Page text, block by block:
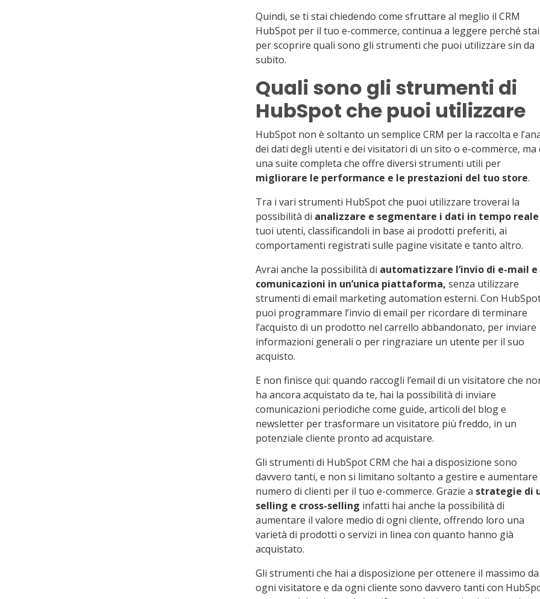
Quindi, se ti stai chiedendo come sfruttare al meglio il CRM
HubSpot per il tuo e-commerce, continua a leggere perché stai
per scoprire quali sono gli strumenti che puoi utilizzare sin da
subito.
Quali sono gli strumenti di
HubSpot che puoi utilizzare
HubSpot non è soltanto un semplice CRM per la raccolta e
dei dati degli utenti e dei visitatori di un sito o e-commerce, ma
una suite completa che offre diversi strumenti utili per
migliorare le performance e le prestazioni del tuo store.
Tra i vari strumenti HubSpot che puoi utilizzare troverai la
possibilità di analizzare e segmentare i dati in tempo reale
tuoi utenti, classificandoli in base ai prodotti preferiti, ai
comportamenti registrati sulle pagine visitate e tanto altro.
Avrai anche la possibilità di automatizzare l’invio di e-mail e
comunicazioni in un’unica piattaforma, senza utilizzare
strumenti di email marketing automation esterni. Con
puoi programmare l’invio di email per ricordare di terminare
l’acquisto di un prodotto nel carrello abbandonato, per inviare
informazioni generali o per ringraziare un utente per il suo
acquisto.
E non finisce qui: quando raccogli l’email di un visitatore che
ha ancora acquistato da te, hai la possibilità di inviare
comunicazioni periodiche come guide, articoli del blog e
newsletter per trasformare un visitatore più freddo, in un
potenziale cliente pronto ad acquistare.
Gli strumenti di HubSpot CRM che hai a disposizione sono
davvero tanti, e non si limitano soltanto a gestire e aumentare
numero di clienti per il tuo e-commerce. Grazie a strategie di
selling e cross-selling infatti hai anche la possibilità di
aumentare il valore medio di ogni cliente, offrendo loro una
varietà di prodotti o servizi in linea con quanto hanno già
acquistato.
Gli strumenti che hai a disposizione per ottenere il massimo da
ogni visitatore e da ogni cliente sono davvero tanti con